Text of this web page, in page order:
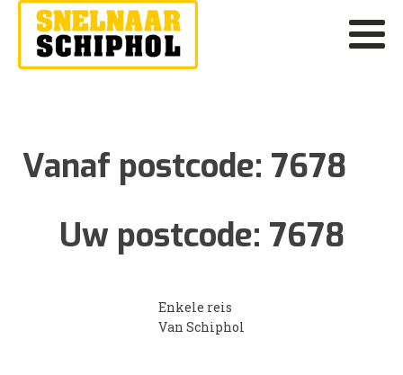
Vanaf postcode: 7678
Uw postcode: 7678
Enkele reis
Van Schiphol